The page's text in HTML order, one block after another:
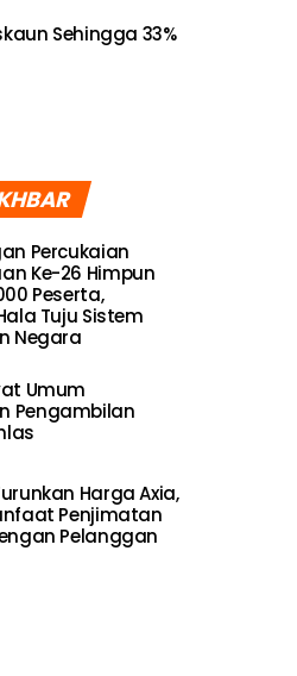
Sehingga 33%
Percukaian
Ke-26 Himpun
Peserta,
Tuju Sistem
Negara
Umum
Pengambilan
Harga Axia,
Penjimatan
Pelanggan